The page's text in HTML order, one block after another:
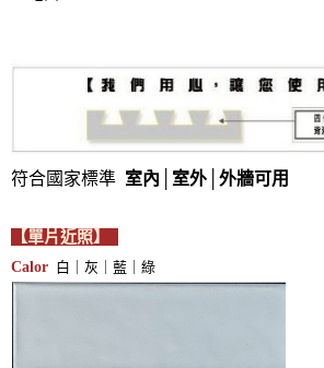
符合國家標準 室內│室外 外牆可用
【單片近照】
Calor 白｜灰｜藍｜綠